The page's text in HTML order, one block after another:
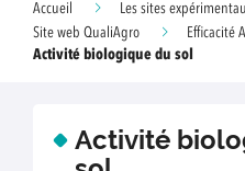
Accueil Les sites
Site web QualiAgro
Efficacité
Activité biologique du sol
Activité